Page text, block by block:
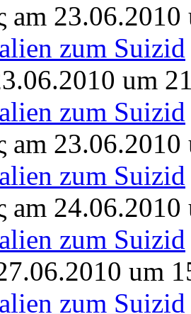
am
zum Suizid
um
zum Suizid
am
zum Suizid
am
zum Suizid
um
zum Suizid